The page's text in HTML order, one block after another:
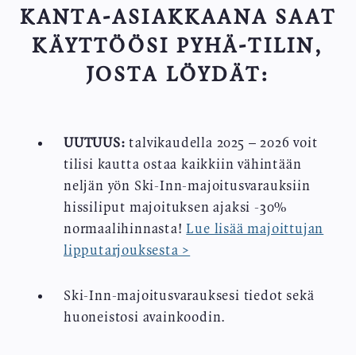
KANTA-ASIAKKAANA SAAT
KÄYTTÖÖSI PYHÄ-TILIN,
JOSTA LÖYDÄT:
UUTUUS: talvikaudella 2025 – 2026 voit
tilisi kautta ostaa kaikkiin vähintään
neljän yön Ski-Inn-majoitusvarauksiin
hissiliput majoituksen ajaksi -30%
normaalihinnasta!Lue lisää majoittujan
lipputarjouksesta >
Ski-Inn-majoitusvarauksesi tiedot sekä
huoneistosi avainkoodin.